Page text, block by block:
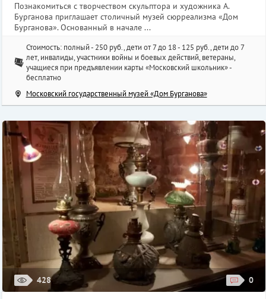
Познакомиться с творчеством скульптора и художника А.
Бурганова приглашает столичный музей сюрреализма «Дом
Бурганова». Основанный в начале ...
Стоимость: полный - 250 руб., дети от 7 до 18 - 125 руб., дети до 7
лет, инвалиды, участники войны и боевых действий, ветераны,
учащиеся при предъявлении карты «Московский школьник» -
бесплатно
Московский государственный музей «Дом Бурганова»
428 0